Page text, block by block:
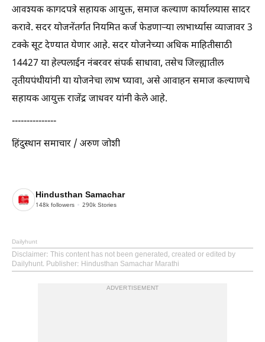
आवश्यक कागदपत्रे सहायक आयुक्त, समाज कल्याण कार्यालयास सादर
करावे. सदर योजनेंतर्गत नियमित कर्ज फेडणाऱ्या लाभार्थ्यास व्याजावर 3
टक्के सूट देण्यात येणार आहे. सदर योजनेच्या अधिक माहितीसाठी
14427 या हेल्पलाईन नंबरवर संपर्क साधावा, तसेच जिल्ह्यातील
तृतीयपंथीयांनी या योजनेचा लाभ घ्यावा, असे आवाहन समाज कल्याणचे
सहायक आयुक्त राजेंद्र जाधवर यांनी केले आहे.
---------------
हिंदुस्थान समाचार / अरुण जोशी
Hindusthan Samachar
148k followers 290k Stories
Dailyhunt
Disclaimer: This content has not been generated, created or edited by
Dailyhunt. Publisher: Hindusthan Samachar Marathi
ADVERTISEMENT